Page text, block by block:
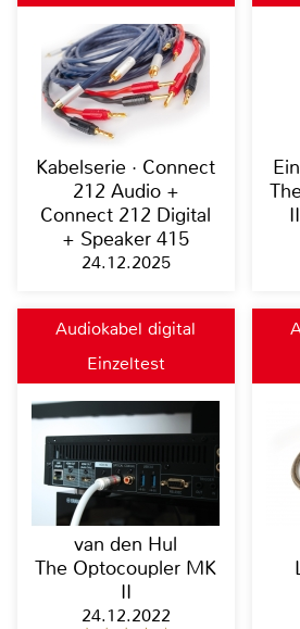
Kabelserie · Connect
212 Audio +
Connect 212 Digital
+ Speaker 415
24.12.2025
Audiokabel digital
Einzeltest
van den Hul
The Optocoupler MK
II
24.12.2022